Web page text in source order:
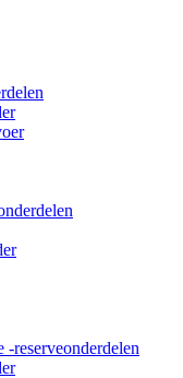
-reserveonderdelen